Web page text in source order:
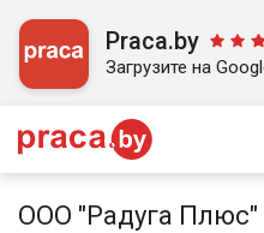
Praca.by
Загрузите на
ООО "Радуга Плюс"